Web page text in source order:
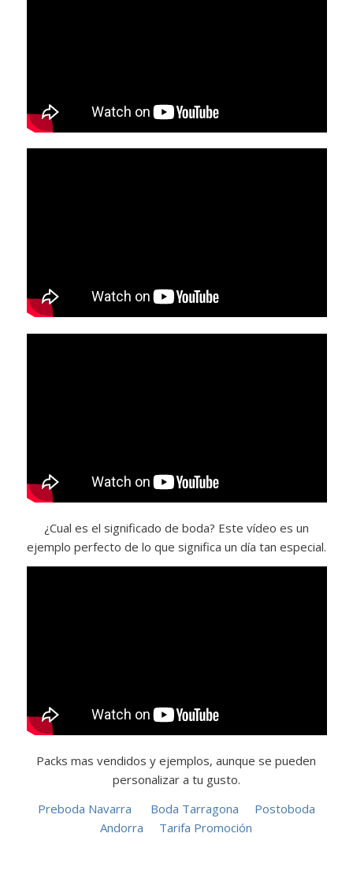
¿Cual es el significado de boda? Este vídeo es un
ejemplo perfecto de lo que significa un día tan especial.
Packs mas vendidos y ejemplos, aunque se pueden
personalizar a tu gusto.
Preboda Navarra
Boda Tarragona
Postoboda
Andorra
Tarifa Promoción